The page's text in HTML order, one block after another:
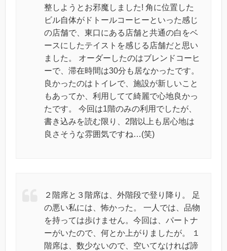
整しようとお邪魔しました! 角に位置した
ビル自体がドトールコーヒーといった感じ
の店舗で、東口にある店舗と共通の白をベ
ースにしたテイストを感じる店舗だと思い
ました。 オーダーしたのはブレンドコーヒ
ーで、滞在時間は30分も居なかったです。
良かったのはトイレで、施設が新しいこと
もあってか、利用してて綺麗で心地良かっ
たです。 今回は1階のみの利用でしたが、
書き込みを読む限り、2階以上も居心地は
良さそうな雰囲気ですね…(笑)
２階席と３階席は、外階段で登り降り。 足
の悪い私には、怖かった。 一人では、品物
を持っては歩けません。今回は、パートナ
ーがいたので、何とか上がりましたが。 １
階席は、数少ないので、空いてなければ諦